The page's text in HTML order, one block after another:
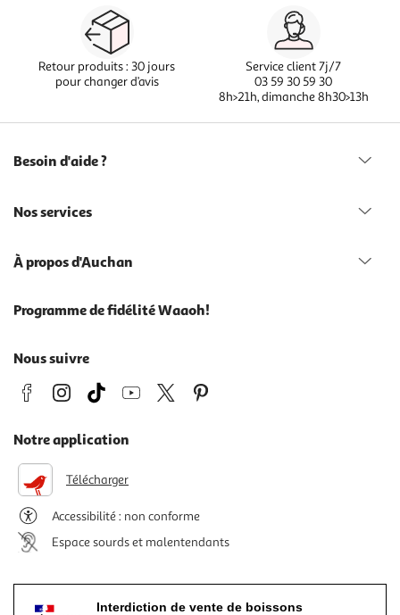
Retour produits : 30 jours
pour changer d’avis
Service client 7j/7
03 59 30 59 30
8h>21h, dimanche 8h30>13h
Besoin d'aide ?
Nos services
À propos d'Auchan
Programme de fidélité Waaoh!
Nous suivre
Notre application
Télécharger
Accessibilité : non conforme
Espace sourds et malentendants
Interdiction de vente de boissons